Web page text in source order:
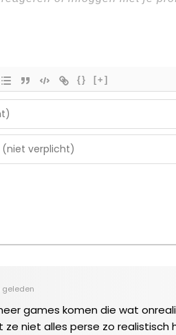
{} [+]
geleden
games komen die wat
niet alles perse zo